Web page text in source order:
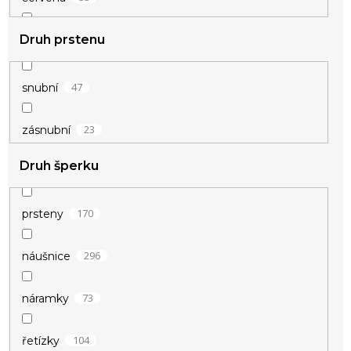
duhová 2
fialová 17
hnědá 4
champagne
modrá 62
okrová
oranžová 9
perleťová 4
Druh prstenu
snubní 47
zásnubní 23
Druh šperku
prsteny 170
náušnice 296
náramky 73
řetízky 104